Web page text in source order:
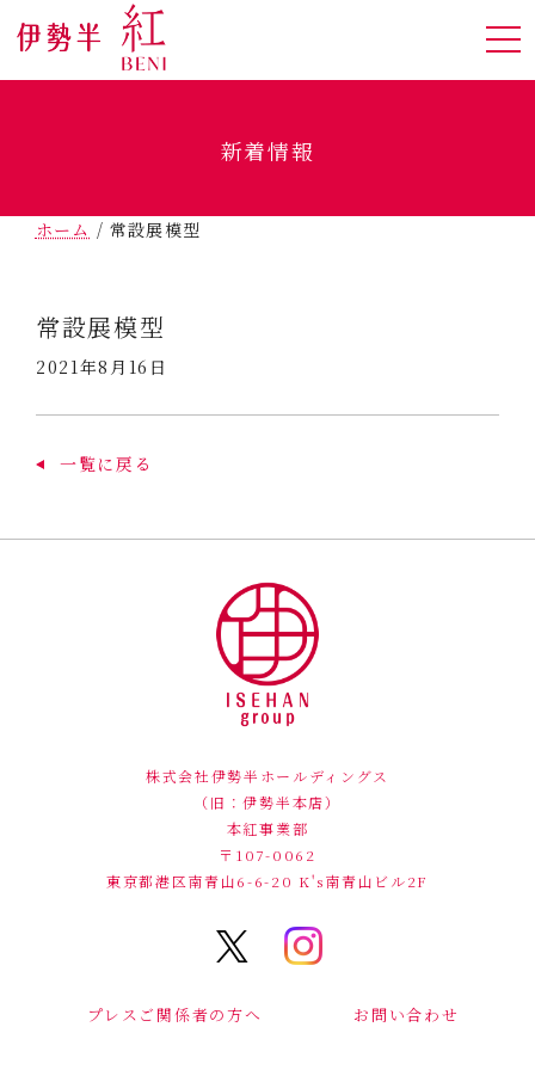
新着情報
ホーム /常設展模型
常設展模型
2021年8月16日
一覧に戻る
株式会社伊勢半ホールディングス
（旧：伊勢半本店）
本紅事業部
〒107-0062
東京都港区南青山6-6-20 K's南青山ビル2F
プレスご関係者の方へ お問い合わせ